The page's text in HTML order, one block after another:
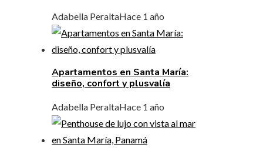
Adabella PeraltaHace 1 año
Apartamentos en Santa María:
diseño, confort y plusvalía
Adabella PeraltaHace 1 año